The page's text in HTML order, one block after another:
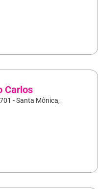
Carlos
- Santa Mônica,